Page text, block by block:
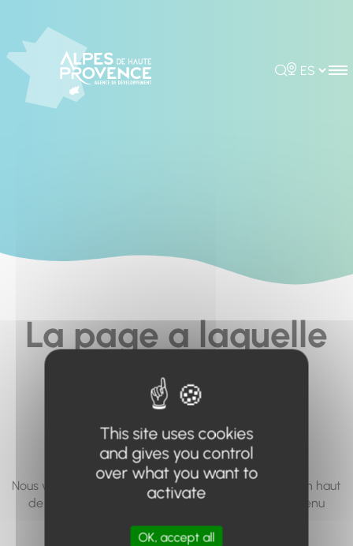
Rechercher
Choisir la
La page a laquelle
vous cherchez à
accéder n'existe
pas... ou plus.
Nous vous invitons à utiliser le moteur de recherche en haut
de page, ou à utiliser le menu pour trouver le contenu
This site uses cookies
and gives you control
over what you want to
activate
OK, accept all